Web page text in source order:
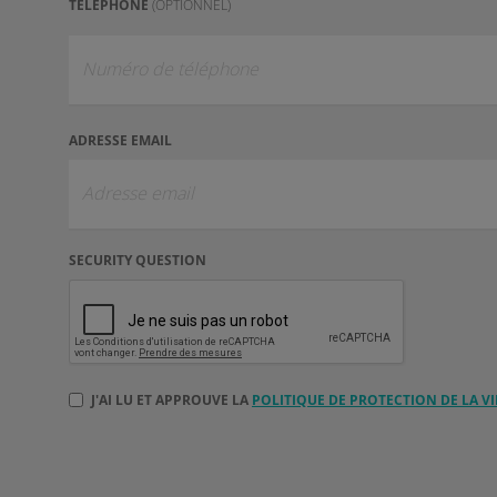
TÉLÉPHONE (OPTIONNEL)
ADRESSE EMAIL
SECURITY QUESTION
J'AI LU ET APPROUVE LA POLITIQUE DE PROTECTION DE LA